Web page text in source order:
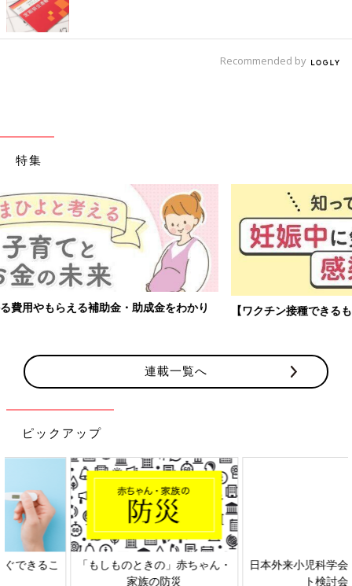
Recommended by
特集
【ワクチン接種できるものも】妊婦の感染症対策、知っておいて！
連載一覧へ
ピックアップ
日本外来小児科学会リーフレッ
六星占術 細木かおりさんの人生